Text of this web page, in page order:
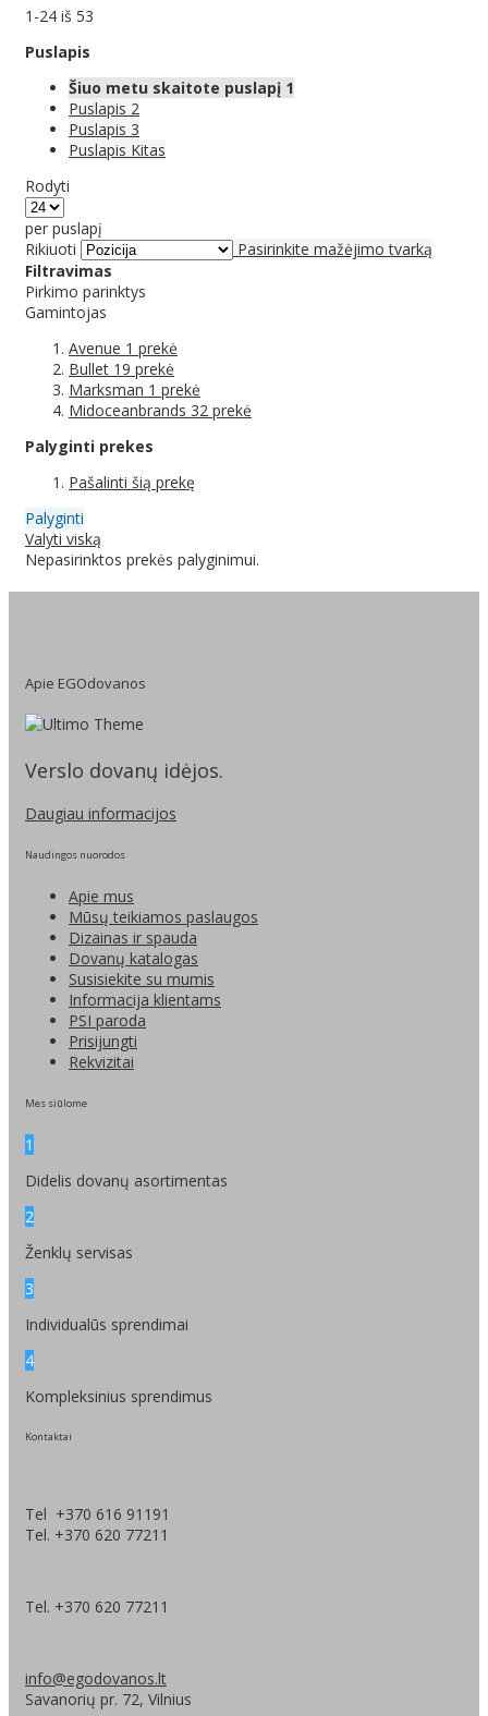
1 -24 iš 53
Puslapis
Šiuo metu skaitote puslapį 1
Puslapis 2
Puslapis 3
Puslapis Kitas
Rodyti
per puslapį
Rikiuoti
Pasirinkite mažėjimo tvarką
Filtravimas
Pirkimo parinktys
Gamintojas
Avenue 1 prekė
Bullet 19 prekė
Marksman 1 prekė
Midoceanbrands 32 prekė
Palyginti prekes
Pašalinti šią prekę
Palyginti
Valyti viską
Nepasirinktos prekės palyginimui.
Apie EGOdovanos
Verslo dovanų idėjos.
Daugiau informacijos
Naudingos nuorodos
Apie mus
Mūsų teikiamos paslaugos
Dizainas ir spauda
Dovanų katalogas
Susisiekite su mumis
Informacija klientams
PSI paroda
Prisijungti
Rekvizitai
Mes siūlome
1
Didelis dovanų asortimentas
2
Ženklų servisas
3
Individualūs sprendimai
4
Kompleksinius sprendimus
Kontaktai
Tel +370 616 91191
Tel. +370 620 77211
Tel. +370 620 77211
info@egodovanos.lt
Savanorių pr. 72, Vilnius